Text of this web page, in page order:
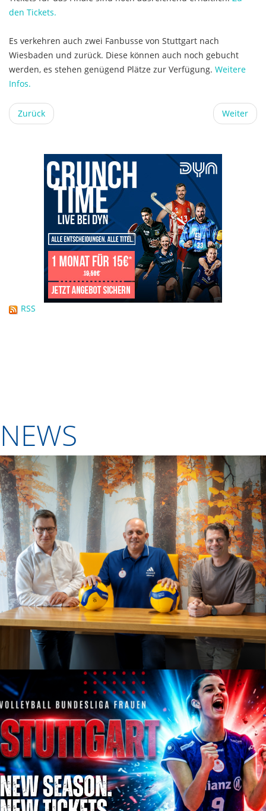
den Tickets.
Es verkehren auch zwei Fanbusse von Stuttgart nach
Wiesbaden und zurück. Diese können auch noch gebucht
werden, es stehen genügend Plätze zur Verfügung. Weitere
Infos.
Zurück Weiter
RSS
NEWS